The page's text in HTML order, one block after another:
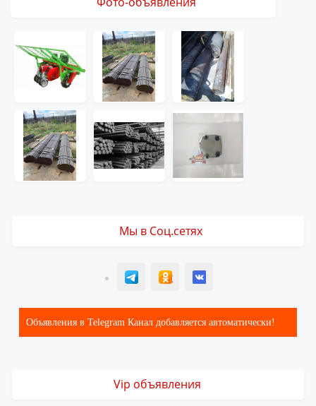
Мы в Соц.сетях
T ОК ВК
Объявления в Telegram Канал добавляется автоматически!
Vip объявления